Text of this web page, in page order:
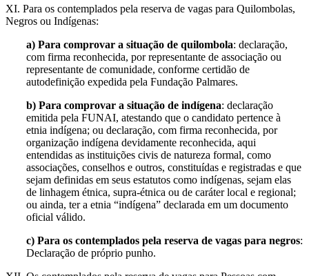
XI. Para os contemplados pela reserva de vagas para Quilombolas,
Negros ou Indígenas:
a) Para comprovar a situação de quilombola: declaração,
com firma reconhecida, por representante de associação ou
representante de comunidade, conforme certidão de
autodefinição expedida pela Fundação Palmares.
b) Para comprovar a situação de indígena: declaração
emitida pela FUNAI, atestando que o candidato pertence à
etnia indígena; ou declaração, com firma reconhecida, por
organização indígena devidamente reconhecida, aqui
entendidas as instituições civis de natureza formal, como
associações, conselhos e outros, constituídas e registradas e que
sejam definidas em seus estatutos como indígenas, sejam elas
de linhagem étnica, supra-étnica ou de caráter local e regional;
ou ainda, ter a etnia “indígena” declarada em um documento
oficial válido.
c) Para os contemplados pela reserva de vagas para negros:
Declaração de próprio punho.